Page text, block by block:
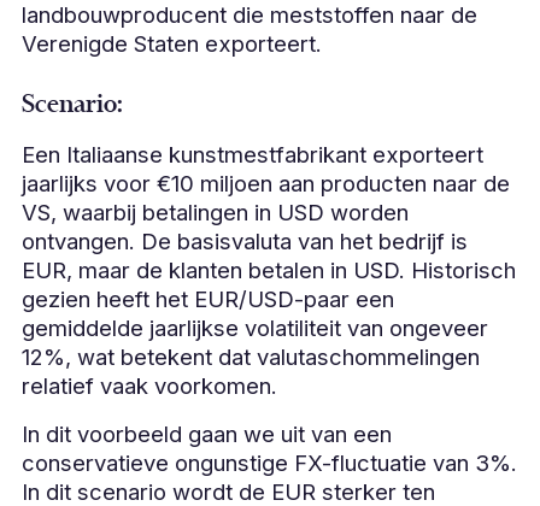
landbouwproducent die meststoffen naar de
Verenigde Staten exporteert.
Scenario:
Een Italiaanse kunstmestfabrikant exporteert
jaarlijks voor €10 miljoen aan producten naar de
VS, waarbij betalingen in USD worden
ontvangen. De basisvaluta van het bedrijf is
EUR, maar de klanten betalen in USD. Historisch
gezien heeft het EUR/USD-paar een
gemiddelde jaarlijkse volatiliteit van ongeveer
12%, wat betekent dat valutaschommelingen
relatief vaak voorkomen.
In dit voorbeeld gaan we uit van een
conservatieve ongunstige FX-fluctuatie van 3%.
In dit scenario wordt de EUR sterker ten